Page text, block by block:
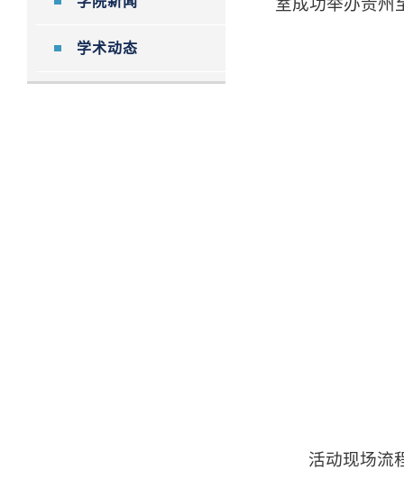
学术动态
室成功举办贵州
活动现场流